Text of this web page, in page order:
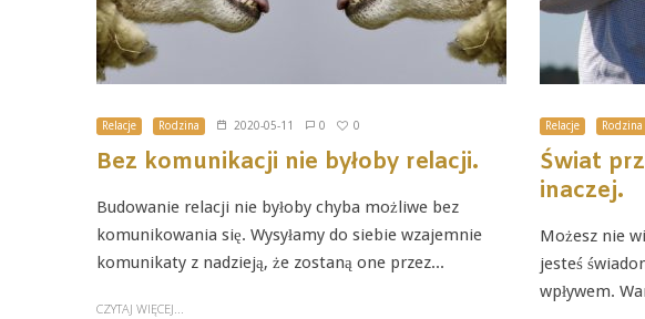
Relacje Rodzina 2020-05-11 0 0
Bez komunikacji nie byłoby relacji.
Budowanie relacji nie byłoby chyba możliwe bez
komunikowania się. Wysyłamy do siebie wzajemnie
komunikaty z nadzieją, że zostaną one przez...
CZYTAJ WIĘCEJ...
Relacje Rodzina
Świat
inaczej.
Możesz nie
jesteś
wpływem.